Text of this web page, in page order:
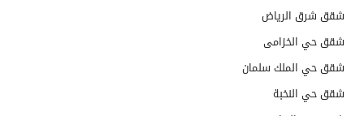
حدود العقار/الملكية
الشمالي
الشرقي
شقق شرق الرياض
شقق حي الخزامى
شقق حي الملك سلمان
شقق حي النخبة